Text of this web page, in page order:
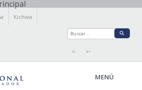
Kichwa
A- A+
MENÚ